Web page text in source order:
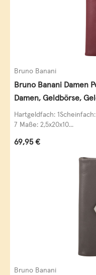
Bruno Banani
Bruno Banani Damen
Damen, Geldbörse,
Leder
Hartgeldfach:
7 Maße: 2,5x20x10...
Regulärer Preis:
69,95 €
Bruno Banani